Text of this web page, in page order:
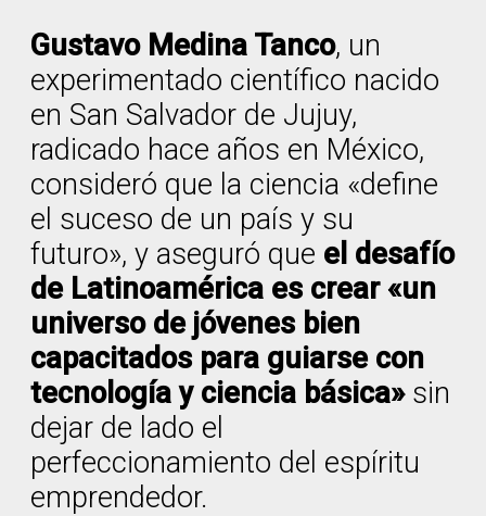
Gustavo Medina Tanco, un
experimentado científico nacido
en San Salvador de Jujuy,
radicado hace años en México,
consideró que la ciencia «define
el suceso de un país y su
futuro», y aseguró que el desafío
de Latinoamérica es crear «un
universo de jóvenes bien
capacitados para guiarse con
tecnología y ciencia básica»sin
dejar de lado el
perfeccionamiento del espíritu
emprendedor.